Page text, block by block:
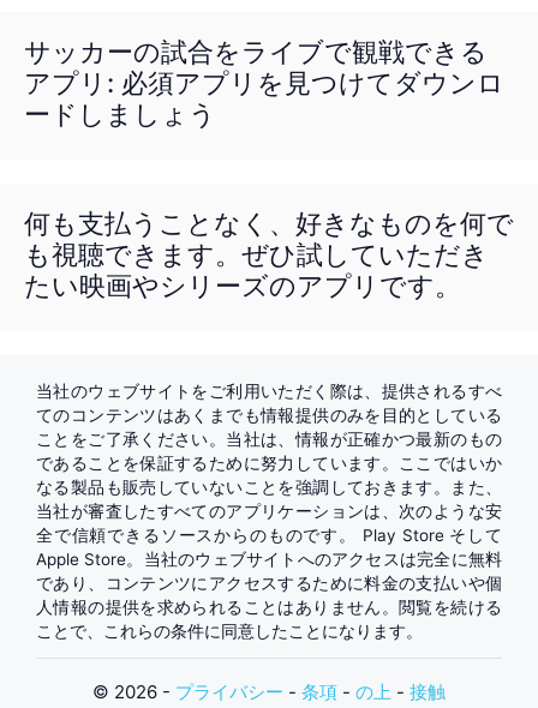
サッカーの試合をライブで観戦できる
アプリ: 必須アプリを見つけてダウンロ
ードしましょう
何も支払うことなく、好きなものを何で
も視聴できます。ぜひ試していただき
たい映画やシリーズのアプリです。
当社のウェブサイトをご利用いただく際は、提供されるすべ
てのコンテンツはあくまでも情報提供のみを目的としている
ことをご了承ください。当社は、情報が正確かつ最新のもの
であることを保証するために努力しています。ここではいか
なる製品も販売していないことを強調しておきます。また、
当社が審査したすべてのアプリケーションは、次のような安
全で信頼できるソースからのものです。 Play Storeそして
Apple Store。当社のウェブサイトへのアクセスは完全に無料
であり、コンテンツにアクセスするために料金の支払いや個
人情報の提供を求められることはありません。閲覧を続ける
ことで、これらの条件に同意したことになります。
© 2026 - プライバシー - 条項 - の上 - 接触